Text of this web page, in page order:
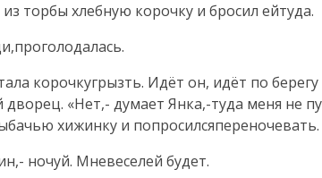
торбы хлебную корочку и бросил ейтуда.
корочкугрызть. Идёт он, идёт по
«Нет,- думает Янка,-туда меня не
хижинку и попросилсяпереночевать.
ночуй. Мневеселей будет.